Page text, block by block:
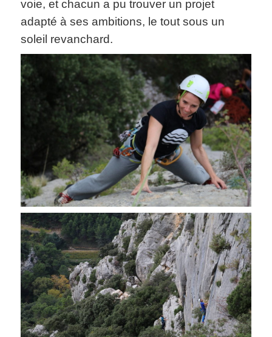
voie, et chacun a pu trouver un projet
adapté à ses ambitions, le tout sous un
soleil revanchard.